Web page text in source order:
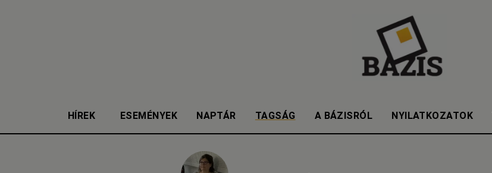
HÍREK ESEMÉNYEK NAPTÁR TAGSÁG A BÁZISRÓL NYILATKOZATOK